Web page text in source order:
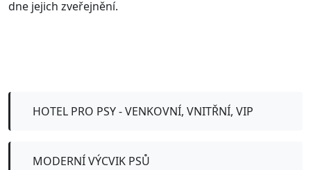
dne jejich zveřejnění.
HOTEL PRO PSY - VENKOVNÍ, VNITŘNÍ, VIP
MODERNÍ VÝCVIK PSŮ